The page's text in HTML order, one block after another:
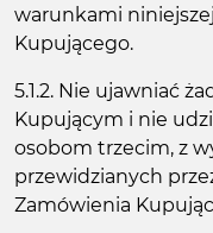
warunkami
Kupującego.
5.1.2. Nie ujawniać
Kupującym i nie
osobom trzecim, z
przewidzianych
Zamówienia